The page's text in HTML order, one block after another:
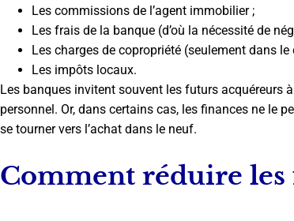
Les commissions de l’agent immobilier ;
Les frais de la banque (d’où la nécessité de
Les charges de copropriété (seulement dans
Les impôts locaux.
Les banques invitent souvent les futurs acquéreurs
personnel. Or, dans certains cas, les finances ne le
se tourner vers l’achat dans le neuf.
Comment réduire les